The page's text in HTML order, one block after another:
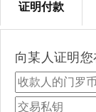
证明付款
向某人证明